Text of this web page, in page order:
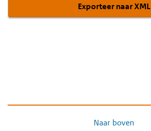
Exporteer naar XML
Naar boven